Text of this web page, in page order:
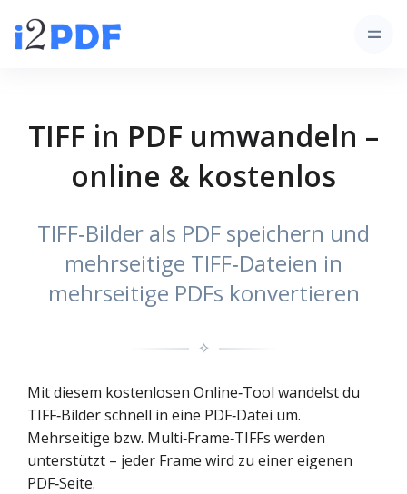
TIFF in PDF umwandeln –
online & kostenlos
TIFF‑Bilder als PDF speichern und
mehrseitige TIFF‑Dateien in
mehrseitige PDFs konvertieren
✧
Mit diesem kostenlosen Online‑Tool wandelst du
TIFF‑Bilder schnell in eine PDF‑Datei um.
Mehrseitige bzw. Multi‑Frame‑TIFFs werden
unterstützt – jeder Frame wird zu einer eigenen
PDF‑Seite.